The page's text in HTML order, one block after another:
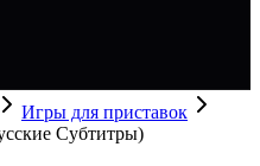
Игры для приставок
Субтитры)